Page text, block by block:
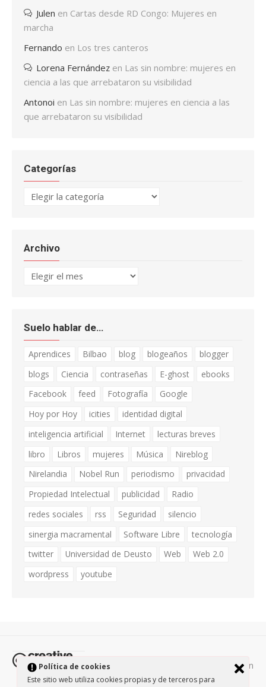
Política de cookies
Este sitio web utiliza cookies propias y de terceros para
Julen en Cartas desde RD Congo: Mujeres en
marcha
Fernando en Los tres canteros
Lorena Fernández en Las sin nombre: mujeres en
ciencia a las que arrebataron su visibilidad
Antonoi en Las sin nombre: mujeres en ciencia a las
que arrebataron su visibilidad
Categorías
Categorías
Archivo
Archivo
Suelo hablar de…
Aprendices Bilbao blog blogeaños
blogger
blogs
Ciencia contraseñas E-ghost
ebooks
Facebook
feed Fotografía
Google
Hoy por Hoy
icities
identidad digital
inteligencia artificial
Internet
lecturas breves
libro
Libros mujeres Música
Nireblog
Nirelandia
Nobel Run periodismo
privacidad
Propiedad Intelectual
publicidad
Radio
redes sociales
rss Seguridad
silencio
sinergia macramental
Software Libre
tecnología
twitter
Universidad de Deusto Web
Web 2.0
wordpress
youtube
Todos los contenidos de esta página están
protegidos por la licencia Creative Commons Attribution-